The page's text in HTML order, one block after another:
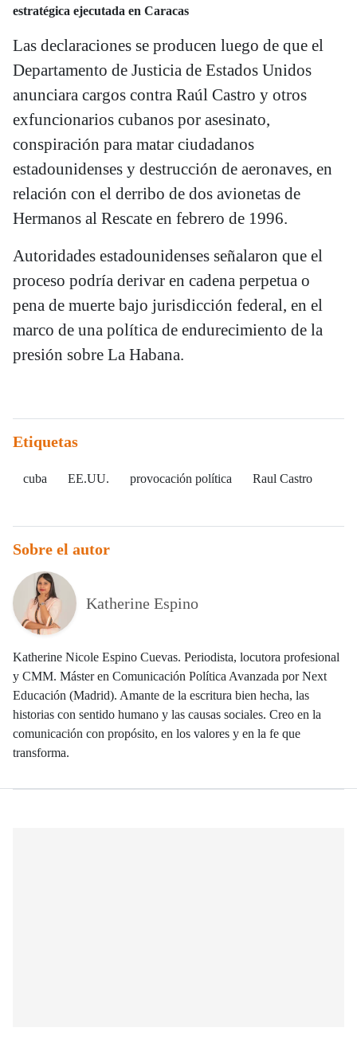
estratégica ejecutada en Caracas
Las declaraciones se producen luego de que el
Departamento de Justicia de Estados Unidos
anunciara cargos contra Raúl Castro y otros
exfuncionarios cubanos por asesinato,
conspiración para matar ciudadanos
estadounidenses y destrucción de aeronaves, en
relación con el derribo de dos avionetas de
Hermanos al Rescate en febrero de 1996.
Autoridades estadounidenses señalaron que el
proceso podría derivar en cadena perpetua o
pena de muerte bajo jurisdicción federal, en el
marco de una política de endurecimiento de la
presión sobre La Habana.
Etiquetas
cuba EE.UU. provocación política Raul Castro
Sobre el autor
Katherine Espino
Katherine Nicole Espino Cuevas. Periodista, locutora profesional
y CMM. Máster en Comunicación Política Avanzada por Next
Educación (Madrid). Amante de la escritura bien hecha, las
historias con sentido humano y las causas sociales. Creo en la
comunicación con propósito, en los valores y en la fe que
transforma.